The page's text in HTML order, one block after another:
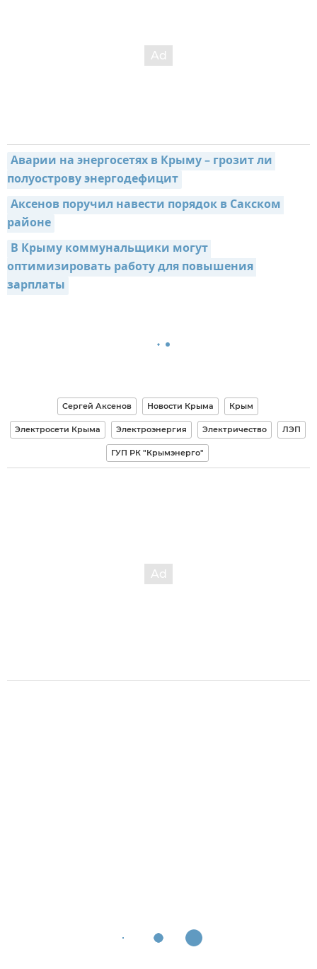
Аварии на энергосетях в Крыму – грозит ли
полуострову энергодефицит
Аксенов поручил навести порядок в Сакском
районе
В Крыму коммунальщики могут
оптимизировать работу для повышения
зарплаты
Сергей Аксенов Новости Крыма Крым
Электросети Крыма Электроэнергия Электричество ЛЭП
ГУП РК "Крымэнерго"